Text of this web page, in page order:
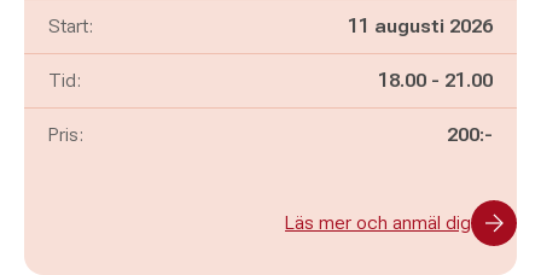
Start: 11 augusti 2026
Tid: Pågår mellan
18.00 - och
21.00
Pris: 200:-
Läs mer och anmäl dig